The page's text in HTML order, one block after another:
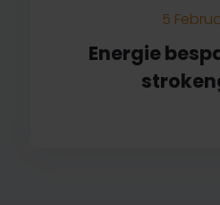
5
Energie